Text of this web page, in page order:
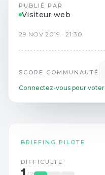
PUBLIÉ PAR
Visiteur web
29 NOV 2019 ·21:30
SCORE COMMUNAUTÉ
Connectez-vous pour voter
BRIEFING PILOTE
DIFFICULTÉ